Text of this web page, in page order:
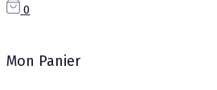
0
Mon Panier